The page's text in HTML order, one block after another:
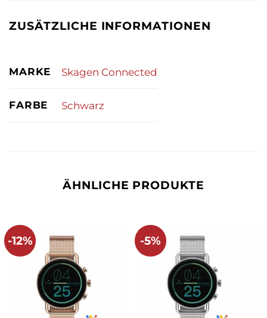
ZUSÄTZLICHE INFORMATIONEN
MARKE Skagen Connected
FARBE Schwarz
ÄHNLICHE PRODUKTE
-12% -5%